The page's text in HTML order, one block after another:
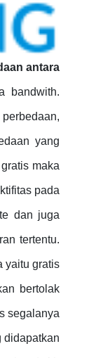
antara
bandwith.
yang
maka
pada
dan juga
tertentu.
yaitu gratis
bertolak
segalanya
didapatkan